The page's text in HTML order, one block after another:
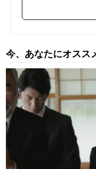
歳母〉長年支えた息子
逝。〈資産3,000万円
れたワケ
NEW 2026/
「診察のためだけじ
笑。年金月14万円・
目的”
NEW
今、あなたにオスス